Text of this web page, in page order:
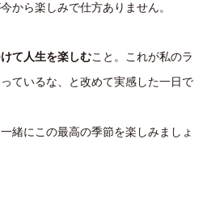
から楽しみで仕方ありません。
て人生を楽しむこと。これが私のラ
ているな、と改めて実感した一日で
緒にこの最高の季節を楽しみましょ